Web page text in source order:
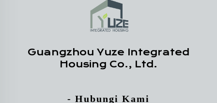
Guangzhou Yuze Integrated
Housing Co., Ltd.
- Hubungi Kami